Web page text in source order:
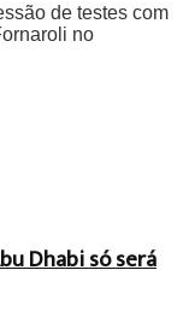
de testes com
no
Dhabi só será